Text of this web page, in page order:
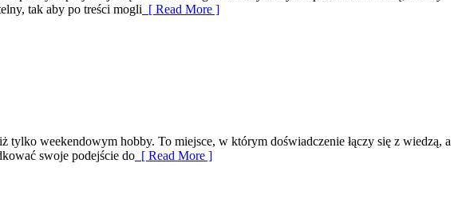
tak aby po treści mogli [ Read More ]
weekendowym hobby. To miejsce, w którym doświadczenie łączy się z wiedzą, a
swoje podejście do [ Read More ]